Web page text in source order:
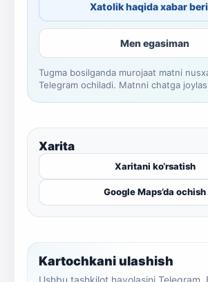
Xatolik haqida xabar
Men egasiman
Tugma bosilganda murojaat matni
Telegram ochiladi. Matnni chatga
Xarita
Xaritani ko‘rsatish
Google Maps’da ochish
Kartochkani ulashish
Ushbu tashkilot havolasini Telegram,